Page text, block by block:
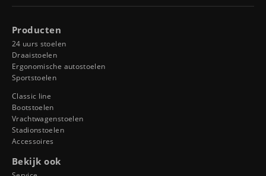
Producten
24 uurs stoelen
Draaistoelen
Ergonomische autostoelen
Sportstoelen
Classic line
Bootstoelen
Vrachtwagenstoelen
Stadionstoelen
Accessoires
Bekijk ook